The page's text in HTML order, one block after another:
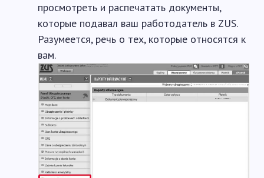
просмотреть и распечатать документы,
которые подавал ваш работодатель в ZUS.
Разумеется, речь о тех, которые относятся к
вам.